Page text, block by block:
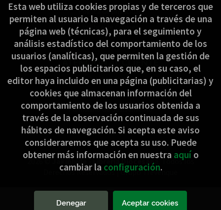
Política de privacidad
Política de Cookies
ATENCIÓN AL CLIENTE
Quiénes somos
Pedidos especiales
Formulario de desistimiento
2026 ©Jakinbide - Librería Diocesana . Todos los
Derechos Reservados |Grupo Trevenque
Esta web utiliza cookies propias y de terceros que
permiten al usuario la navegación a través de una
página web (técnicas), para el seguimiento y
análisis estadístico del comportamiento de los
usuarios (analíticas), que permiten la gestión de
los espacios publicitarios que, en su caso, el
editor haya incluido en una página (publicitarias) y
cookies que almacenan información del
comportamiento de los usuarios obtenida a
través de la observación continuada de sus
hábitos de navegación. Si acepta este aviso
consideraremos que acepta su uso. Puede
obtener más información en nuestra aquío
cambiar la configuración.
Denegar Aceptar cookies